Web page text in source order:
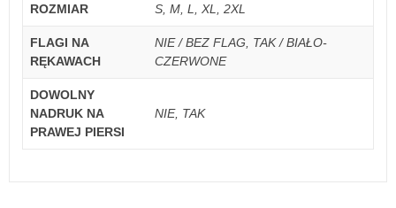
ROZMIAR S, M, L, XL, 2XL
FLAGI NA
RĘKAWACH
NIE / BEZ FLAG, TAK / BIAŁO-
CZERWONE
DOWOLNY
NADRUK NA
PRAWEJ PIERSI
NIE, TAK